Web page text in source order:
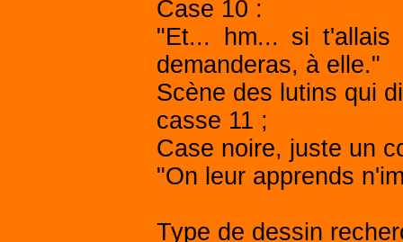
Case 10 :
"Et... hm... si
demanderas, à elle."
Scène des lutins qui
casse 11 ;
Case noire, juste un
"On leur apprends
Type de dessin